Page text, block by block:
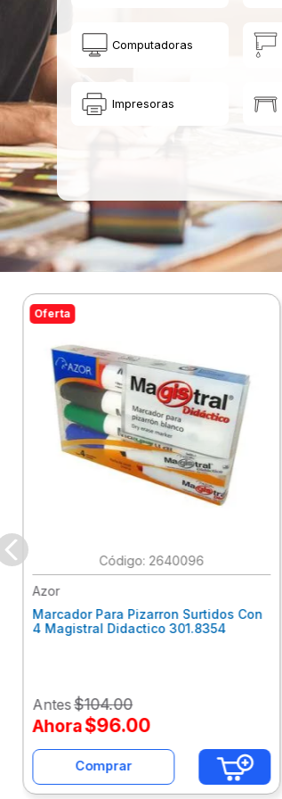
Computadoras
Impresoras
Oferta
: 2640096
Azor
Marcador Para Pizarron Surtidos Con
4 Magistral Didactico 301.8354
Antes$104.00
Ahora$96.00
Comprar